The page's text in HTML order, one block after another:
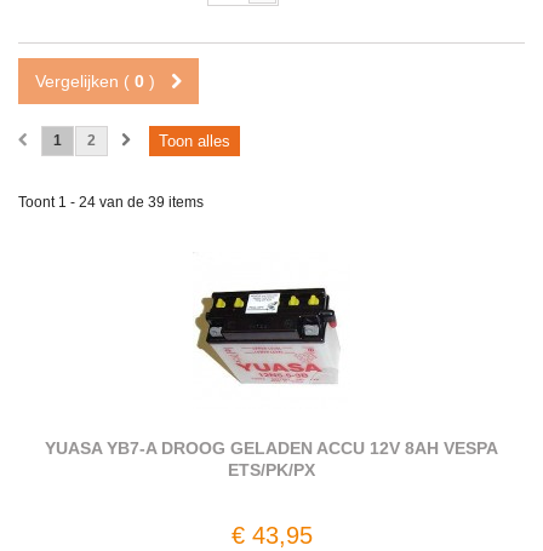
Vergelijken ( 0 )
Toon alles
1 2
Toont 1 - 24 van de 39 items
YUASA YB7-A DROOG GELADEN ACCU 12V 8AH VESPA
ETS/PK/PX
€ 43,95